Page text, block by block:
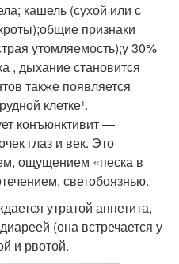
кашель (сухой или с
признаки
утомляемость);у 30%
, дыхание становится
также появляется
клетке¹.
конъюнктивит —
глаз и век. Это
ощущением «песка в
светобоязнью.
утратой аппетита,
(она встречается у
и рвотой.